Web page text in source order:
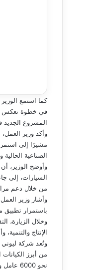
في خطوة تعكس
المشروع الجديد
وأكد وزير
مشيرًا إلى
الصناعية الحالية
وأوضح الوزير،
السيارات، إلى
من خلال دعم
وأشار وزير
باستمرار تطبيق
وخلال الزيارة،
الإنتاج
نحو 6000 عامل وفني، وتتوزع مواقعها الرئيسية بين المنطقة الحرة بمدينة نصر، ومدينة بدر، ومحافظة أسيوط.